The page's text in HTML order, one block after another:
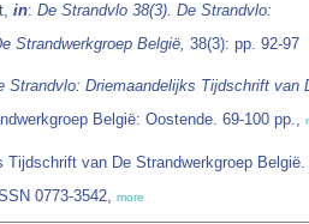
in: De Strandvlo 38(3). De Strandvlo:
Strandwerkgroep België, 38(3): pp. 92-97
Strandvlo: Driemaandelijks Tijdschrift van
België: Oostende. 69-100 pp.,
Tijdschrift van De Strandwerkgroep België.
0773-3542, more